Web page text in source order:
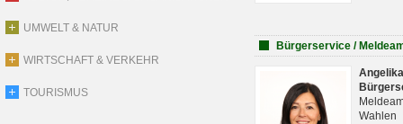
UMWELT & NATUR
WIRTSCHAFT & VERKEHR
TOURISMUS
Bürgerservice /
Wahlen